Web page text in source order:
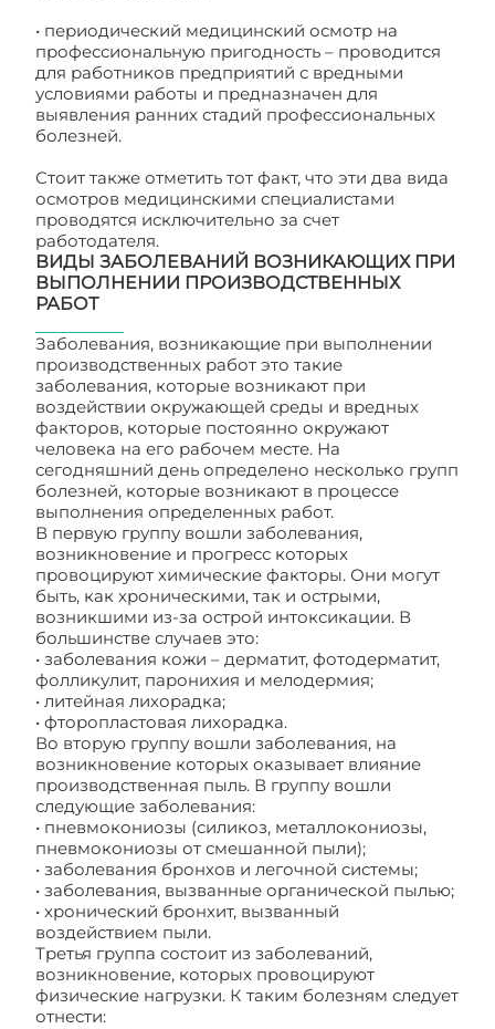
• периодический медицинский осмотр на
профессиональную пригодность – проводится
для работников предприятий с вредными
условиями работы и предназначен для
выявления ранних стадий профессиональных
болезней.
Стоит также отметить тот факт, что эти два вида
осмотров медицинскими специалистами
проводятся исключительно за счет
работодателя.
ВИДЫ ЗАБОЛЕВАНИЙ ВОЗНИКАЮЩИХ ПРИ
ВЫПОЛНЕНИИ ПРОИЗВОДСТВЕННЫХ
РАБОТ
Заболевания, возникающие при выполнении
производственных работ это такие
заболевания, которые возникают при
воздействии окружающей среды и вредных
факторов, которые постоянно окружают
человека на его рабочем месте. На
сегодняшний день определено несколько групп
болезней, которые возникают в процессе
выполнения определенных работ.
В первую группу вошли заболевания,
возникновение и прогресс которых
провоцируют химические факторы. Они могут
быть, как хроническими, так и острыми,
возникшими из-за острой интоксикации. В
большинстве случаев это:
• заболевания кожи – дерматит, фотодерматит,
фолликулит, паронихия и мелодермия;
• литейная лихорадка;
• фторопластовая лихорадка.
Во вторую группу вошли заболевания, на
возникновение которых оказывает влияние
производственная пыль. В группу вошли
следующие заболевания:
• пневмокониозы (силикоз, металлокониозы,
пневмокониозы от смешанной пыли);
• заболевания бронхов и легочной системы;
• заболевания, вызванные органической пылью;
• хронический бронхит, вызванный
воздействием пыли.
Третья группа состоит из заболеваний,
возникновение, которых провоцируют
физические нагрузки. К таким болезням следует
отнести: